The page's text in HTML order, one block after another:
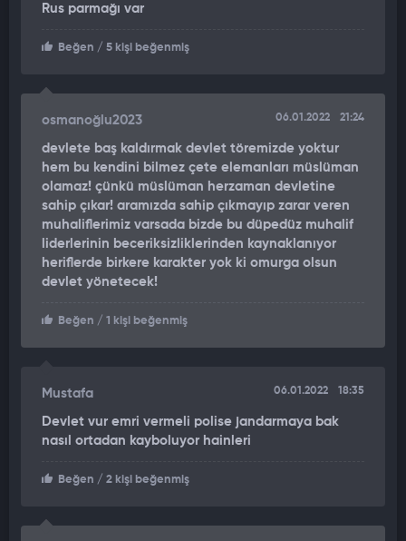
Öte yandan Almatı kentinde çıkan olaylarda, kamu binalarını
Tokayev'in sözlerinin ardından sosyal medyada paylaşılan bir
görüntü, olaylı gösterilere dışarıdan müdahale olduğu şeklinde
yorumlandı.
Görüntüde, protestocuların bir noktaya doğru koştuğu ve
plakasız aracın bagajından yere konulan silahları aldığı
görülüyor.
"GERİLİMİ TIRMANDIRIYORLAR"
dikkat çekti.
isteniyor" şeklinde yorumlar yapıldı.
Rus parmağı var
Beğen / 5 kişi beğenmiş
osmanoğlu2023 06.01.2022 21:24
devlete baş kaldırmak devlet töremizde yoktur
hem bu kendini bilmez çete elemanları müslüman
olamaz! çünkü müslüman herzaman devletine
sahip çıkar! aramızda sahip çıkmayıp zarar veren
muhaliflerimiz varsada bizde bu düpedüz muhalif
liderlerinin beceriksizliklerinden kaynaklanıyor
heriflerde birkere karakter yok ki omurga olsun
devlet yönetecek!
Beğen / 1 kişi beğenmiş
Mustafa 06.01.2022 18:35
Devlet vur emri vermeli polise jandarmaya bak
nasıl ortadan kayboluyor hainleri
Beğen / 2 kişi beğenmiş